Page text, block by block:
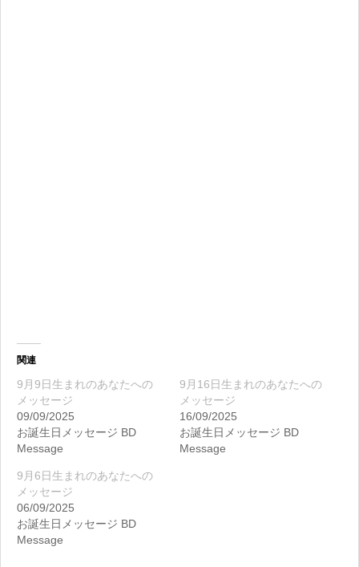
関連
9月9日生まれのあなたへの
メッセージ
09/09/2025
お誕生日メッセージ BD
Message
9月16日生まれのあなたへの
メッセージ
16/09/2025
お誕生日メッセージ BD
Message
9月6日生まれのあなたへの
メッセージ
06/09/2025
お誕生日メッセージ BD
Message